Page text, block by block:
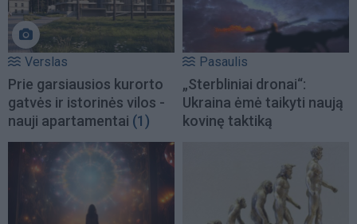
Verslas
Prie garsiausios kurorto
gatvės ir istorinės vilos -
nauji apartamentai (1)
Pasaulis
„Sterbliniai dronai“:
Ukraina ėmė taikyti naują
kovinę taktiką